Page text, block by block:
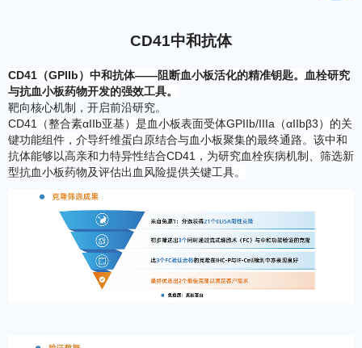
CD41中和抗体
CD41（GPIIb）中和抗体——阻断血小板活化的精准钥匙。血栓研究
与抗血小板药物开发的强效工具。
靶向核心机制，开启前沿研究。
CD41（整合素αIIb亚基）是血小板表面受体GPIIb/IIIa（αIIbβ3）的关
键功能组件，介导纤维蛋白原结合与血小板聚集的最终通路。该中和
抗体能够以高亲和力特异性结合CD41，为研究血栓疾病机制、筛选新
型抗血小板药物及评估出血风险提供关键工具。